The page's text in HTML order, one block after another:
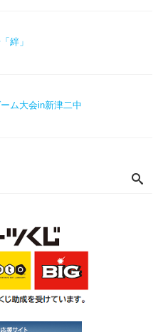
絆」
ム大会in新津二中